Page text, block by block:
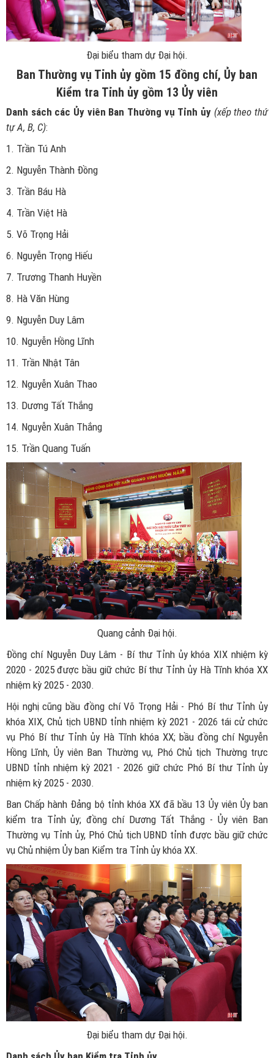
Đại biểu tham dự Đại hội.
Ban Thường vụ Tỉnh ủy gồm 15 đồng chí, Ủy ban
Kiểm tra Tỉnh ủy gồm 13 Ủy viên
Danh sách các Ủy viên Ban Thường vụ Tỉnh ủy (xếp theo thứ
tự A, B, C):
1. Trần Tú Anh
2. Nguyễn Thành Đồng
3. Trần Báu Hà
4. Trần Việt Hà
5. Võ Trọng Hải
6. Nguyễn Trọng Hiếu
7. Trương Thanh Huyền
8. Hà Văn Hùng
9. Nguyễn Duy Lâm
10. Nguyễn Hồng Lĩnh
11. Trần Nhật Tân
12. Nguyễn Xuân Thao
13. Dương Tất Thắng
14. Nguyễn Xuân Thắng
15. Trần Quang Tuấn
Quang cảnh Đại hội.
Đồng chí Nguyễn Duy Lâm - Bí thư Tỉnh ủy khóa XIX nhiệm kỳ
2020 - 2025 được bầu giữ chức Bí thư Tỉnh ủy Hà Tĩnh khóa XX
nhiệm kỳ 2025 - 2030.
Hội nghị cũng bầu đồng chí Võ Trọng Hải - Phó Bí thư Tỉnh ủy
khóa XIX, Chủ tịch UBND tỉnh nhiệm kỳ 2021 - 2026 tái cử chức
vụ Phó Bí thư Tỉnh ủy Hà Tĩnh khóa XX; bầu đồng chí Nguyễn
Hồng Lĩnh, Ủy viên Ban Thường vụ, Phó Chủ tịch Thường trực
UBND tỉnh nhiệm kỳ 2021 - 2026 giữ chức Phó Bí thư Tỉnh ủy
nhiệm kỳ 2025 - 2030.
Ban Chấp hành Đảng bộ tỉnh khóa XX đã bầu 13 Ủy viên Ủy ban
kiểm tra Tỉnh ủy; đồng chí Dương Tất Thắng - Ủy viên Ban
Thường vụ Tỉnh ủy, Phó Chủ tịch UBND tỉnh được bầu giữ chức
vụ Chủ nhiệm Ủy ban Kiểm tra Tỉnh ủy khóa XX.
Đại biểu tham dự Đại hội.